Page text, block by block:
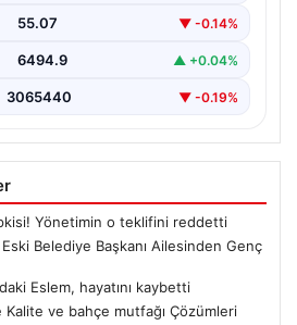
55.07 ▼ -0.14%
6494.9 ▲ +0.04%
3065440 ▼ -0.19%
Yönetimin o teklifini reddetti
Belediye Başkanı Ailesinden Genç
Eslem, hayatını kaybetti
Kalite ve bahçe mutfağı Çözümleri